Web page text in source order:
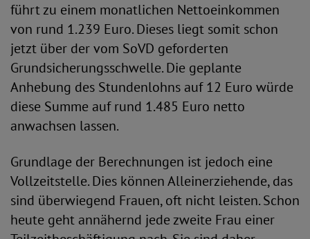
führt zu einem monatlichen Nettoeinkommen
von rund 1.239 Euro. Dieses liegt somit schon
jetzt über der vom SoVD geforderten
Grundsicherungsschwelle. Die geplante
Anhebung des Stundenlohns auf 12 Euro würde
diese Summe auf rund 1.485 Euro netto
anwachsen lassen.
Grundlage der Berechnungen ist jedoch eine
Vollzeitstelle. Dies können Alleinerziehende, das
sind überwiegend Frauen, oft nicht leisten. Schon
heute geht annähernd jede zweite Frau einer